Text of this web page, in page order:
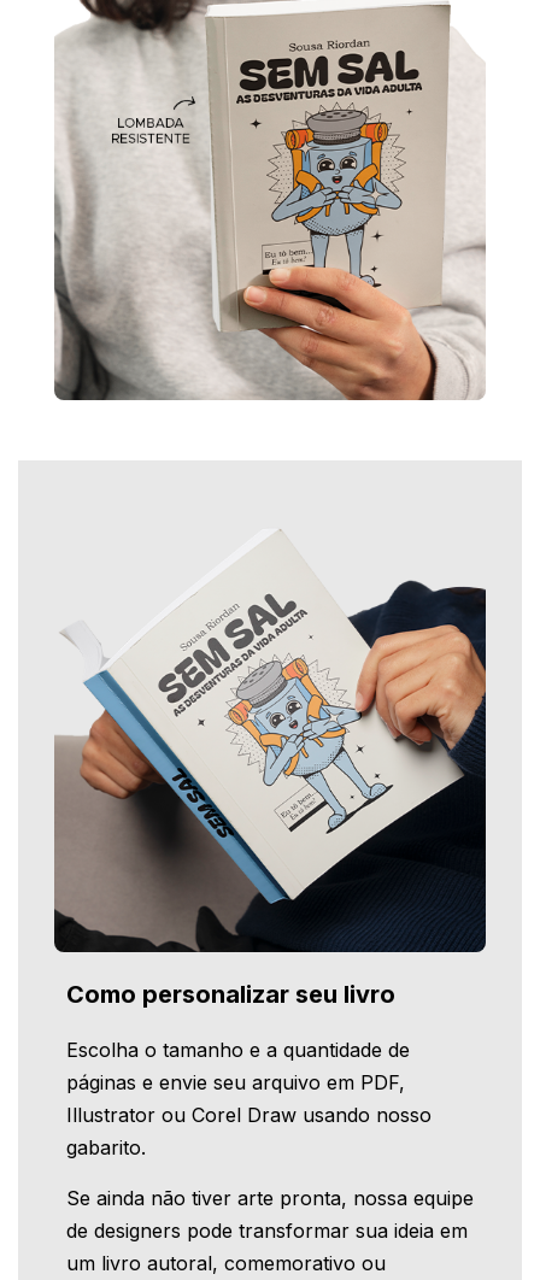
Como personalizar seu livro
Escolha o tamanho e a quantidade de
páginas e envie seu arquivo em PDF,
Illustrator ou Corel Draw usando nosso
gabarito.
Se ainda não tiver arte pronta, nossa equipe
de designers pode transformar sua ideia em
um livro autoral, comemorativo ou